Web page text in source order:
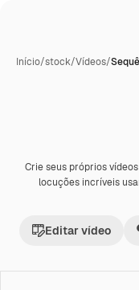
Início/stock/Vídeos/
Premium
Crie seus próprios
locuções incríveis
Editar vídeo